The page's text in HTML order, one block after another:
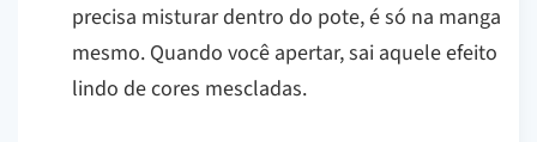
precisa misturar dentro do pote, é só na manga
mesmo. Quando você apertar, sai aquele efeito
lindo de cores mescladas.